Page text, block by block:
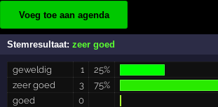
Voeg toe aan agenda
Stemresultaat:zeer goed
geweldig 1
25%
zeer goed
3
75%
goed
0